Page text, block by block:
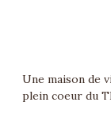
Une maison de
plein coeur du